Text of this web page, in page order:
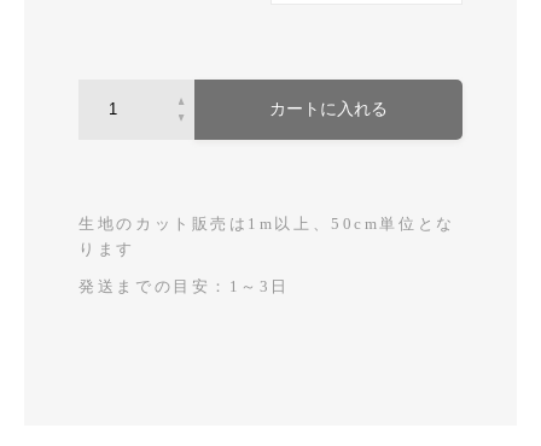
カートに入れる
生地のカット販売は1m以上、50cm単位とな
ります
発送までの目安：1～3日